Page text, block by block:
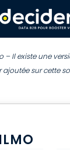
– Il existe une
sur cette